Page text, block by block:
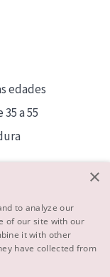
edades
35 a 55
×
to analyze our
of our site with our
it with other
have collected from